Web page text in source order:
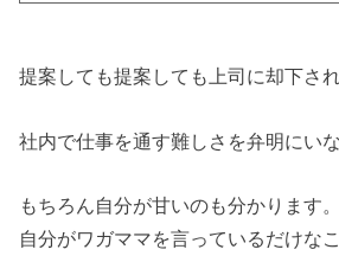
提案しても提案しても上司に却下さ
社内で仕事を通す難しさを弁明にい
もちろん自分が甘いのも分かります。
自分がワガママを言っているだけな